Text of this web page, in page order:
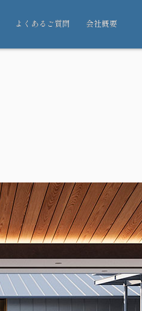
よくあるご質問 会社概要